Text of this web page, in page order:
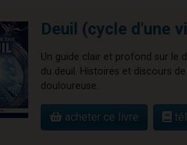
Deuil (cycle d'une
Un guide clair et profond sur le
du deuil. Histoires et discours
douloureuse.
acheter ce livre